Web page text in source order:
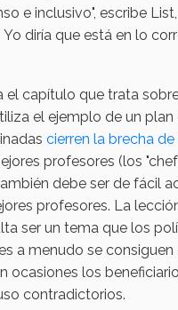
e inclusivo", escribe
Yo diría que está en lo
el capítulo que trata
el ejemplo de un
cierren la brecha
profesores (los
debe ser de fácil
profesores. La
ser un tema que los
a menudo se
ocasiones los
contradictorios.